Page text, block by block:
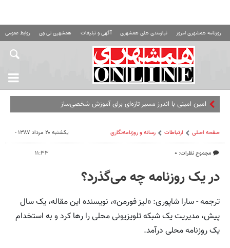
روزنامه همشهری امروز نیازمندی های همشهری آگهی و تبلیغات همشهری تی وی روابط عمومی
امین امینی با اندرز مسیر تازه‌ای برای آموزش شخصی‌سازی‌شده ایجاد
صفحه اصلی ارتباطات رسانه و روزنامه‌نگاری
مجموع نظرات: ۰
یکشنبه ۲۰ مرداد ۱۳۸۷ -
۱۱:۳۳
در یک روزنامه چه می‌گذرد؟
ترجمه - سارا شاپوری: «لیز فورمن»، نویسنده این مقاله، یک سال
پیش، مدیریت یک شبکه تلویزیونی محلی را رها کرد و به استخدام
یک روزنامه محلی درآمد.